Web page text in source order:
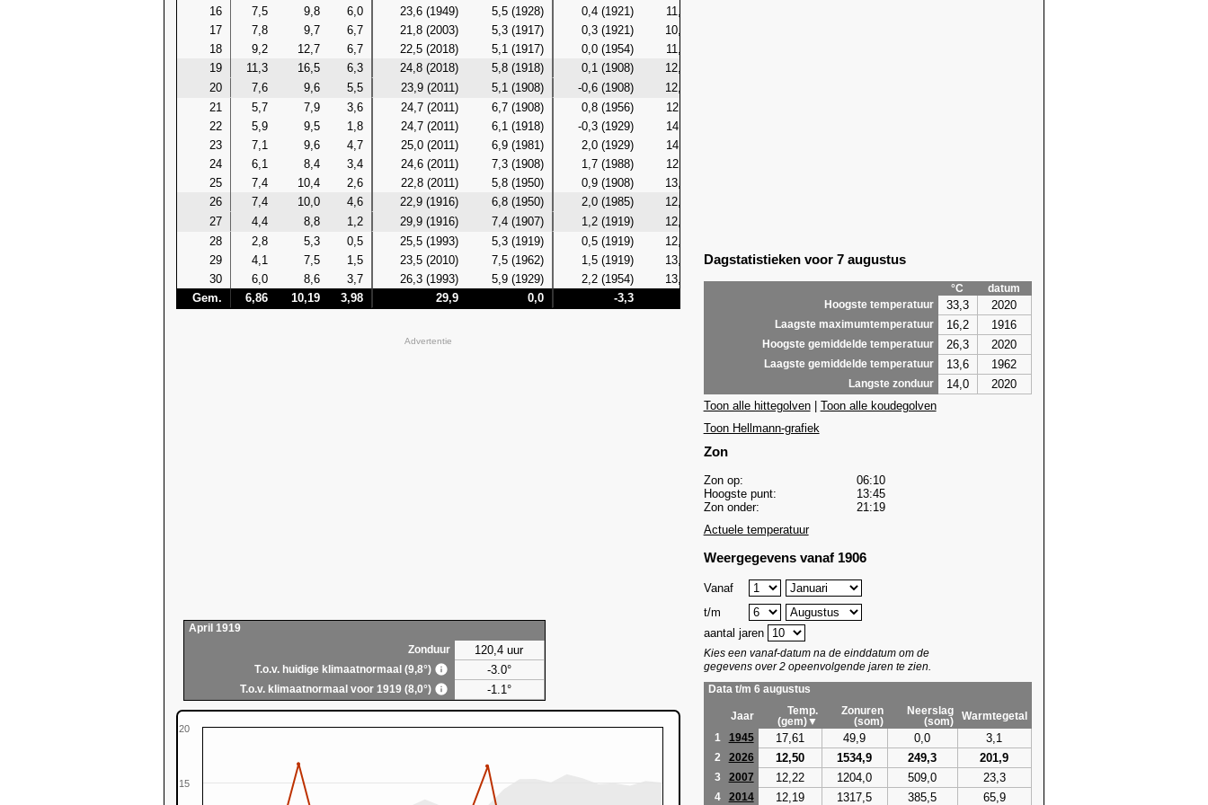
16
7,5 9,8 6,0 23,6 (1949) 5,5 (1928) 0,4 (1921) 11,6 (2003)
17
7,8 9,7 6,7 21,8 (2003) 5,3 (1917) 0,3 (1921) 10,7 (1949)
18
9,2 12,7 6,7 22,5 (2018) 5,1 (1917) 0,0 (1954) 11,3 (1920)
19
11,3 16,5 6,3 24,8 (2018) 5,8 (1918) 0,1 (1908) 12,7 (2018)
20
7,6 9,6 5,5 23,9 (2011) 5,1 (1908) -0,6 (1908) 12,6 (1948)
21
5,7 7,9 3,6 24,7 (2011) 6,7 (1908) 0,8 (1956) 12,1 (2011)
22
5,9 9,5 1,8 24,7 (2011) 6,1 (1918) -0,3 (1929) 14,2 (2011)
23
7,1 9,6 4,7 25,0 (2011) 6,9 (1981) 2,0 (1929) 14,1 (2011)
24
6,1 8,4 3,4 24,6 (2011) 7,3 (1908) 1,7 (1988) 12,2 (2011)
25
7,4 10,4 2,6 22,8 (2011) 5,8 (1950) 0,9 (1908) 13,3 (2007)
26
7,4 10,0 4,6 22,9 (1916) 6,8 (1950) 2,0 (1985) 12,6 (2007)
27
4,4 8,8 1,2 29,9 (1916) 7,4 (1907) 1,2 (1919) 12,4 (1916)
28
2,8 5,3 0,5 25,5 (1993) 5,3 (1919) 0,5 (1919) 12,9 (2007)
29
4,1 7,5 1,5 23,5 (2010) 7,5 (1962) 1,5 (1919) 13,8 (1993) 4,1 (1919)
18,7 (1993)
30
6,0 8,6 3,7 26,3 (1993) 5,9 (1929) 2,2 (1954) 13,5 (1993) 5,1 (1929)
19,3 (1993)
Gem.
6,86 10,19 3,98 29,9 0,0 -3,3
Advertentie
April 1919
Zonduur
120,4 uur
T.o.v. huidige klimaatnormaal (9,8°) -3.0°
T.o.v. klimaatnormaal voor 1919 (8,0°) -1.1°
15
20
Dagstatistieken voor 7 augustus
°C
datum
Hoogste temperatuur
33,3 2020
Laagste maximumtemperatuur 16,2 1916
Hoogste gemiddelde temperatuur 26,3 2020
Laagste gemiddelde temperatuur 13,6 1962
Langste zonduur 14,0
2020
Toon alle hittegolven| Toon alle koudegolven
Toon Hellmann-grafiek
Zon
Zon op:
06:10
Hoogste punt:
13:45
Zon onder:
21:19
Actuele temperatuur
Weergegevens vanaf 1906
Vanaf
t/m
aantal jaren
Kies een vanaf-datum na de einddatum om de
gegevens over 2 opeenvolgende jaren te zien.
Data t/m 6 augustus
Jaar
Temp.
(gem)▼
Zonuren
(som)
Neerslag
(som)
Warmtegetal
1
1945 17,61 49,9 0,0 3,1
2 2026 12,50 1534,9 249,3 201,9
3 2007 12,22 1204,0 509,0 23,3
4 2014 12,19 1317,5 385,5 65,9